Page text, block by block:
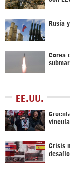
Rusia
Corea
EE.UU.
Crisis